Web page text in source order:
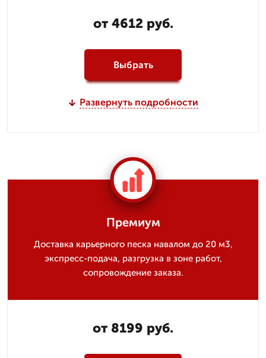
от 4612 руб.
Выбрать
Развернуть подробности
Премиум
Доставка карьерного песка навалом до 20 м3,
экспресс-подача, разгрузка в зоне работ,
сопровождение заказа.
от 8199 руб.